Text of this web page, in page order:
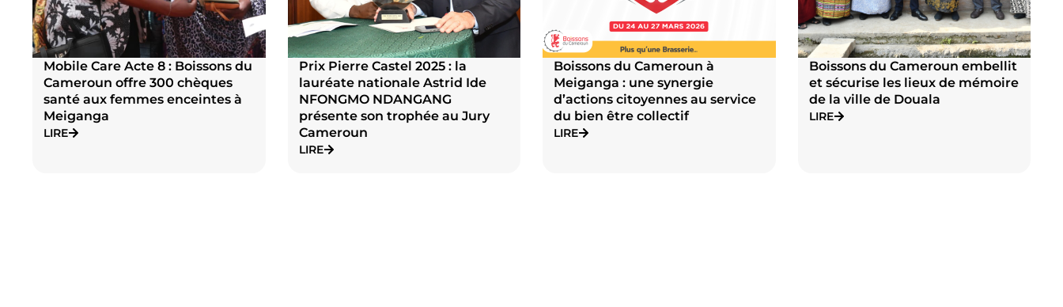
Mobile Care Acte 8 : Boissons du
Cameroun offre 300 chèques
santé aux femmes enceintes à
Meiganga
LIRE
Prix Pierre Castel 2025 : la
lauréate nationale Astrid Ide
NFONGMO NDANGANG
présente son trophée au Jury
Cameroun
LIRE
Boissons du Cameroun à
Meiganga : une synergie
d’actions citoyennes au service
du bien être collectif
LIRE
Boissons du Cameroun embellit
et sécurise les lieux de mémoire
de la ville de Douala
LIRE